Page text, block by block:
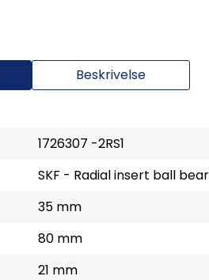
Beskrivelse
1726307 -2RS1
SKF - Radial insert ball
35 mm
80 mm
21 mm